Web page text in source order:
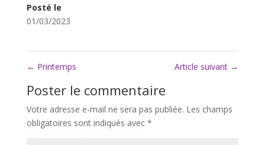
Posté le
01/03/2023
← Printemps Article suivant →
Poster le commentaire
Votre adresse e-mail ne sera pas publiée. Les champs
obligatoires sont indiqués avec *